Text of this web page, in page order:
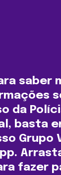
saber
da
basta
Grupo
fazer